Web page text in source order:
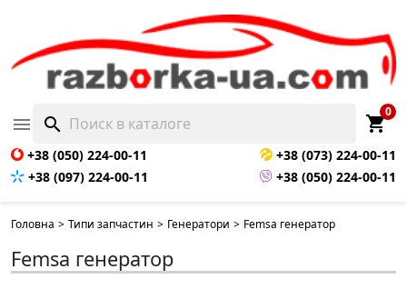
 search shopping_cart
0
+38 (050) 224-00-11
+38 (073) 224-00-11
+38 (097) 224-00-11
+38 (050) 224-00-11
Головна > Типи запчастин > Генератори > Femsa генератор
Femsa генератор